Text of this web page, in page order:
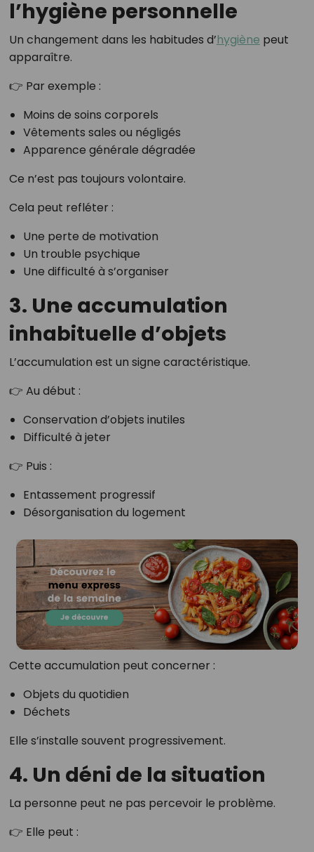
l’hygiène personnelle
Un changement dans les habitudes d’hygiène peut
apparaître.
👉 Par exemple :
Moins de soins corporels
Vêtements sales ou négligés
Apparence générale dégradée
Ce n’est pas toujours volontaire.
Cela peut refléter :
Une perte de motivation
Un trouble psychique
Une difficulté à s’organiser
3. Une accumulation
inhabituelle d’objets
L’accumulation est un signe caractéristique.
👉 Au début :
Conservation d’objets inutiles
Difficulté à jeter
👉 Puis :
Entassement progressif
Désorganisation du logement
Cette accumulation peut concerner :
Objets du quotidien
Déchets
Elle s’installe souvent progressivement.
4. Un déni de la situation
La personne peut ne pas percevoir le problème.
👉 Elle peut :